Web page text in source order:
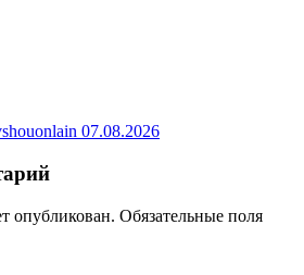
07.08.2026
опубликован. Обязательные поля